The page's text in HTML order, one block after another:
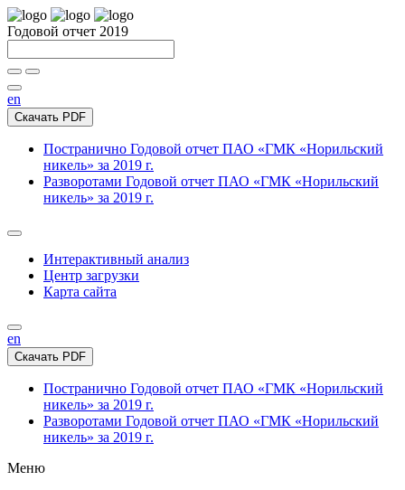
Годовой отчет 2019
en
Скачать PDF
Постранично Годовой отчет ПАО «ГМК «Норильский
никель» за 2019 г.
Разворотами Годовой отчет ПАО «ГМК «Норильский
никель» за 2019 г.
Интерактивный анализ
Центр загрузки
Карта сайта
en
Скачать PDF
Постранично Годовой отчет ПАО «ГМК «Норильский
никель» за 2019 г.
Разворотами Годовой отчет ПАО «ГМК «Норильский
никель» за 2019 г.
Меню